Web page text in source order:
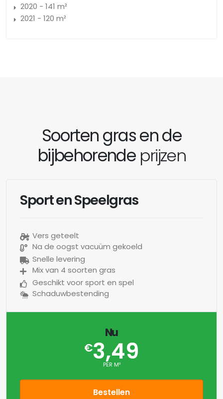
2020 - 141 m²
2021 - 120 m²
Soorten gras en de
bijbehorendeprijzen
Sport en Speelgras
Vers geteelt
Na de oogst vacuüm gekoeld
Snelle levering
Mix van 4 soorten gras
Geschikt voor sport en spel
Schaduwbestending
Nu
€3,49
PER M²
Bestellen